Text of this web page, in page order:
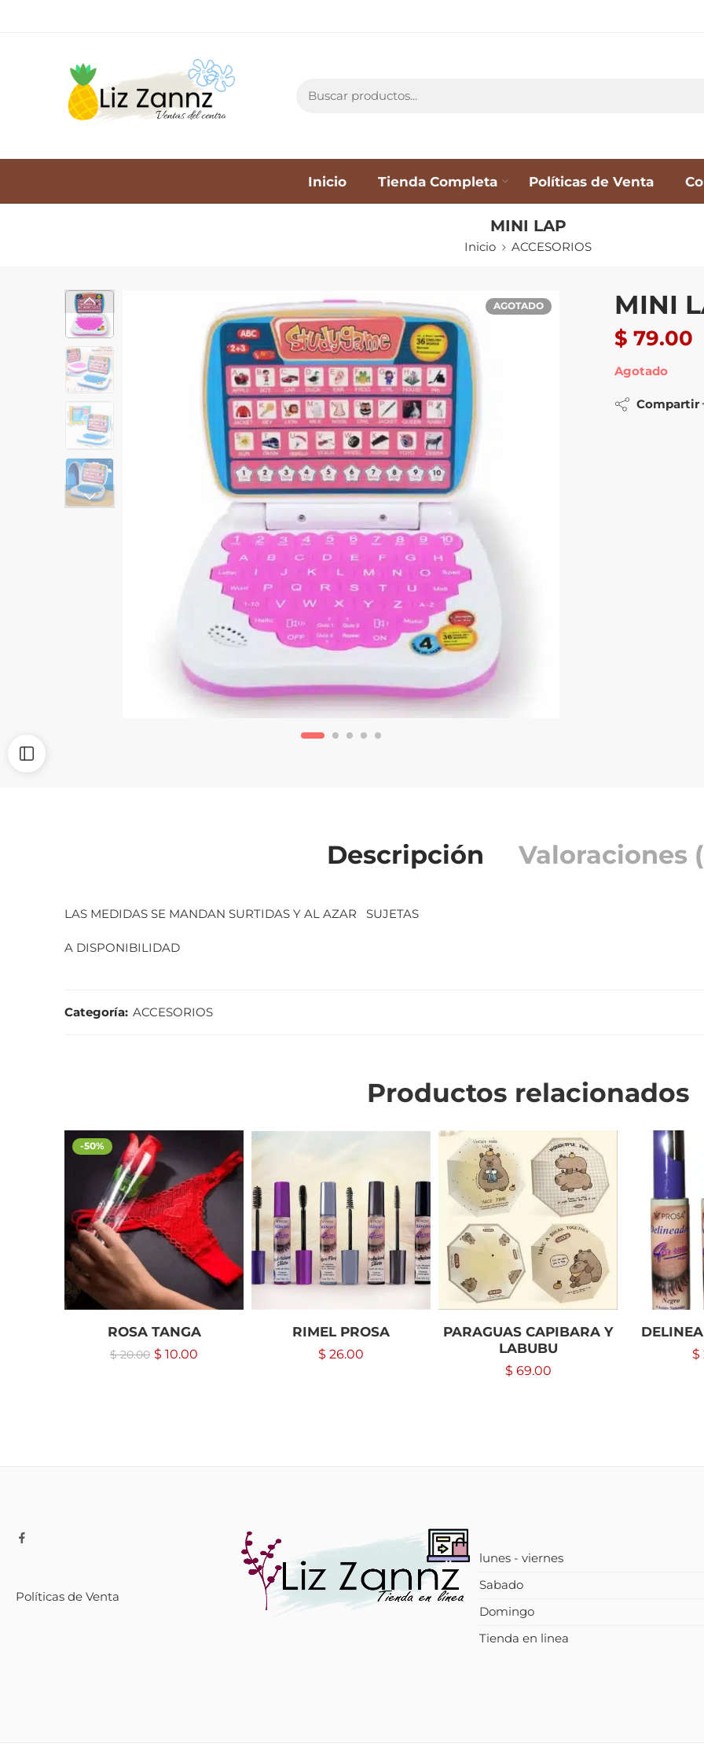
Inicio Tienda Completa Políticas de Venta
MINI LAP
Inicio ACCESORIOS
AGOTADO MINI
$ 79.00
Agotado
Compartir
Descripción Valoraciones
LAS MEDIDAS SE MANDAN SURTIDAS Y AL AZAR SUJETAS
A DISPONIBILIDAD
Categoría: ACCESORIOS
Productos relacionados
-50%
ROSA TANGA
$20.00 $ 10.00
RIMEL PROSA
$ 26.00
PARAGUAS CAPIBARA Y
LABUBU
$ 69.00
$
Políticas de Venta
lunes - viernes
Sabado
Domingo
Tienda en linea